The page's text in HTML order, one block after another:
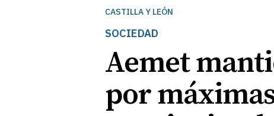
CASTILLA Y LEÓN
SOCIEDAD
Aemet
por